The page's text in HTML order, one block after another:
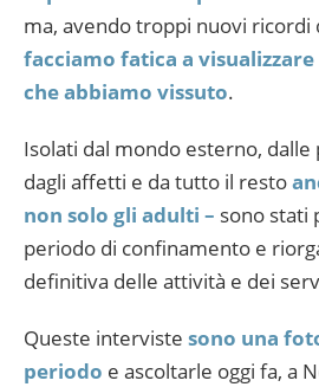
ma, avendo troppi nuovi ricordi
facciamo fatica a
che abbiamo vissuto.
Isolati dal mondo esterno,
dagli affetti e da tutto il resto
non solo gli adulti – sono stati
periodo di confinamento e
definitiva delle attività e dei
Queste interviste sono una
periodo e ascoltarle oggi fa, a